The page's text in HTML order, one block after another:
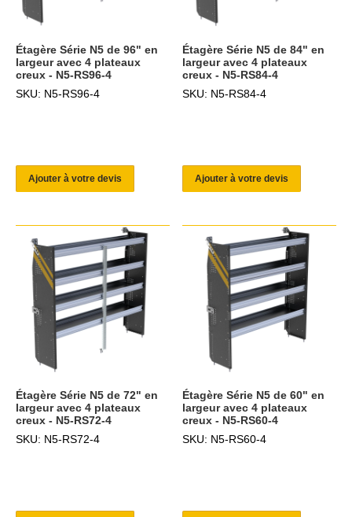
Étagère Série N5 de 96" en
largeur avec 4 plateaux
creux - N5-RS96-4
SKU: N5-RS96-4
Ajouter à votre devis
Étagère Série N5 de 84" en
largeur avec 4 plateaux
creux - N5-RS84-4
SKU: N5-RS84-4
Ajouter à votre devis
Étagère Série N5 de 72" en
largeur avec 4 plateaux
creux - N5-RS72-4
SKU: N5-RS72-4
Étagère Série N5 de 60" en
largeur avec 4 plateaux
creux - N5-RS60-4
SKU: N5-RS60-4